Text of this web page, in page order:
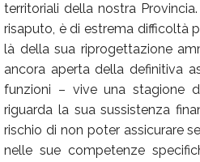
territoriali della nostra
risaputo, è di estrema difficoltà
là della sua riprogettazione
ancora aperta della definitiva
funzioni – vive una stagione
riguarda la sua sussistenza
rischio di non poter assicurare
nelle sue competenze